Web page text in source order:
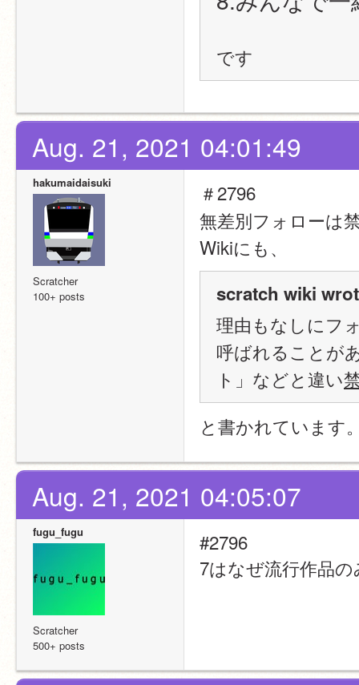
です
Aug. 21, 2021 04:01:49
hakumaidaisuki
Scratcher
100+ posts
＃2796
無差別フォローは
Wikiにも、
scratch wiki
理由もなしにフ
呼ばれることが
ト」などと違い
と書かれています
Aug. 21, 2021 04:05:07
fugu_fugu
Scratcher
500+ posts
#2796
7はなぜ流行作品